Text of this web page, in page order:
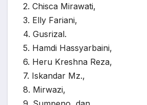
2. Chisca Mirawati,
3. Elly Fariani,
4. Gusrizal.
5. Hamdi Hassyarbaini,
6. Heru Kreshna Reza,
7. Iskandar Mz.,
8. Mirwazi,